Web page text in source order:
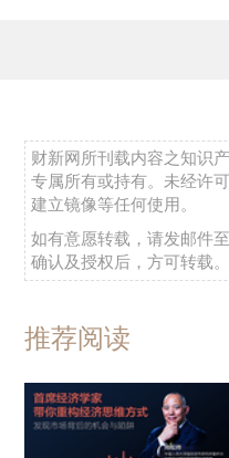
财新网所刊载内容之知识
专属所有或持有。未经许
建立镜像等任何使用。
如有意愿转载，请发邮件至
确认及授权后，方可转载。
推荐阅读